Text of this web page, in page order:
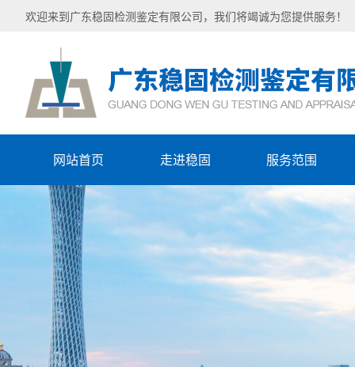
欢迎来到广东稳固检测鉴定有限公司，我们将竭诚为您提供服务！
网站首页 走进稳固 服务范围